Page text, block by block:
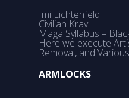
Imi Lichtenfeld
Civilian Krav
Maga Syllabus –
Here we execute
Removal, and
ARMLOCKS